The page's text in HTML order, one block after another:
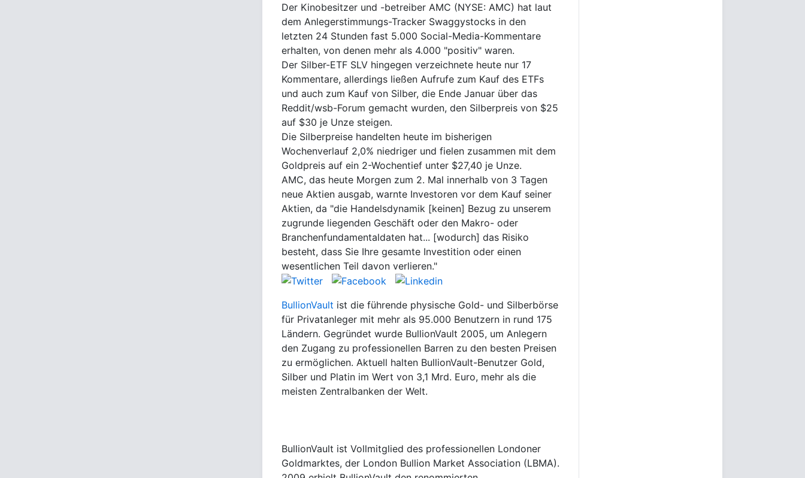
Der Kinobesitzer und -betreiber AMC (NYSE: AMC) hat laut
dem Anlegerstimmungs-Tracker Swaggystocks in den
letzten 24 Stunden fast 5.000 Social-Media-Kommentare
erhalten, von denen mehr als 4.000 "positiv" waren.
Der Silber-ETF SLV hingegen verzeichnete heute nur 17
Kommentare, allerdings ließen Aufrufe zum Kauf des ETFs
und auch zum Kauf von Silber, die Ende Januar über das
Reddit/wsb-Forum gemacht wurden, den Silberpreis von $25
auf $30 je Unze steigen.
Die Silberpreise handelten heute im bisherigen
Wochenverlauf 2,0% niedriger und fielen zusammen mit dem
Goldpreis auf ein 2-Wochentief unter $27,40 je Unze.
AMC, das heute Morgen zum 2. Mal innerhalb von 3 Tagen
neue Aktien ausgab, warnte Investoren vor dem Kauf seiner
Aktien, da "die Handelsdynamik [keinen] Bezug zu unserem
zugrunde liegenden Geschäft oder den Makro- oder
Branchenfundamentaldaten hat... [wodurch] das Risiko
besteht, dass Sie Ihre gesamte Investition oder einen
wesentlichen Teil davon verlieren."
BullionVault ist die führende physische Gold- und Silberbörse
für Privatanleger mit mehr als 95.000 Benutzern in rund 175
Ländern. Gegründet wurde BullionVault 2005, um Anlegern
den Zugang zu professionellen Barren zu den besten Preisen
zu ermöglichen. Aktuell halten BullionVault-Benutzer Gold,
Silber und Platin im Wert von 3,1 Mrd. Euro, mehr als die
meisten Zentralbanken der Welt.
BullionVault ist Vollmitglied des professionellen Londoner
Goldmarktes, der London Bullion Market Association (LBMA).